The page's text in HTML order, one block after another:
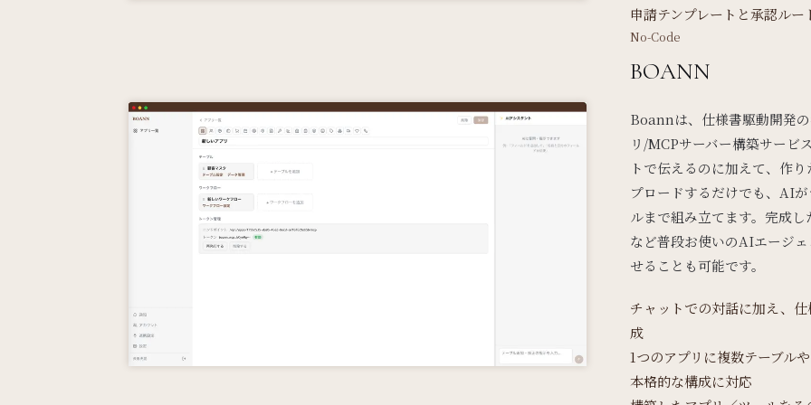
申請テンプレートと承認ル
No-Code
BOANN
Boannは、仕様書駆動開発
リ/MCPサーバー構築サービ
トで伝えるのに加えて、作
プロードするだけでも、AI
ルまで組み立てます。完成
など普段お使いのAIエージ
せることも可能です。
チャットでの対話に加え、
成
1つのアプリに複数テーブル
本格的な構成に対応